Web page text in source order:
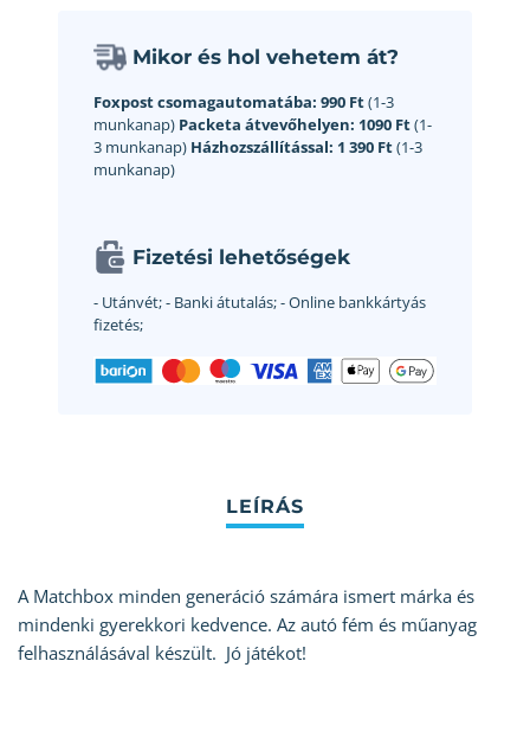
Mikor és hol vehetem át?
Foxpost csomagautomatába: 990 Ft(1-3
munkanap) Packeta átvevőhelyen: 1090 Ft(1-
3 munkanap) Házhozszállítással: 1 390 Ft(1-3
munkanap)
Fizetési lehetőségek
- Utánvét;- Banki átutalás;- Online bankkártyás
fizetés;
A Matchbox minden generáció számára ismert márka és
mindenki gyerekkori kedvence. Az autó fém és műanyag
felhasználásával készült. Jó játékot!